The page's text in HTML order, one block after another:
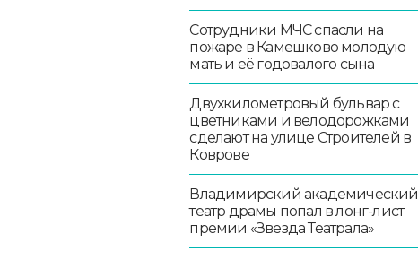
Сотрудники МЧС спасли на
пожаре в Камешково молодую
мать и её годовалого сына
Двухкилометровый бульвар с
цветниками и велодорожками
сделают на улице Строителей в
Коврове
Владимирский академический
театр драмы попал в лонг-лист
премии «Звезда Театрала»